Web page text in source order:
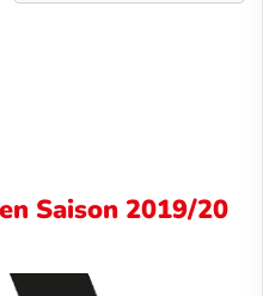
Saison 2019/20